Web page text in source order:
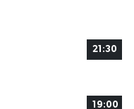
21:30
19:00